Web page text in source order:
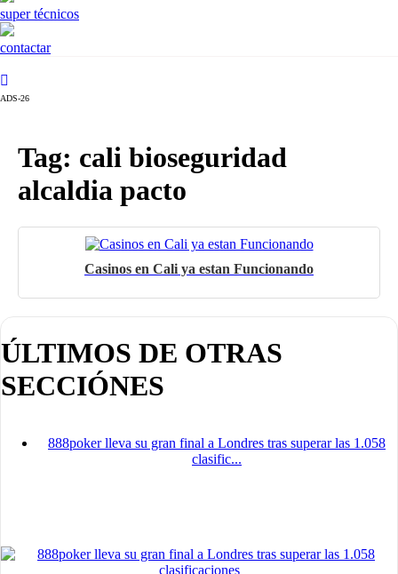
super técnicos
contactar
ADS-26
Tag: cali bioseguridad
alcaldia pacto
Casinos en Cali ya estan Funcionando
ÚLTIMOS DE OTRAS
SECCIÓNES
888poker lleva su gran final a Londres tras superar las 1.058
clasific...